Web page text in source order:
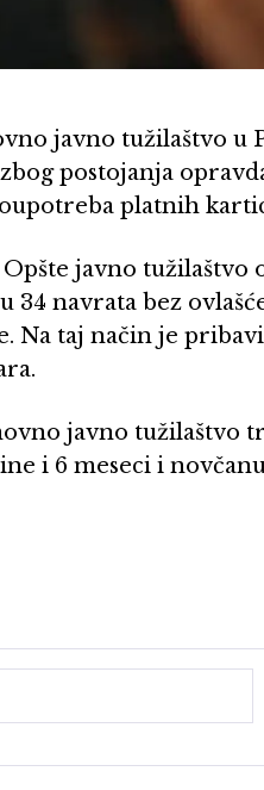
javno tužilaštvo u
postojanja
platnih
javno tužilaštvo
34 navrata bez
Na taj način je
javno tužilaštvo
i 6 meseci i